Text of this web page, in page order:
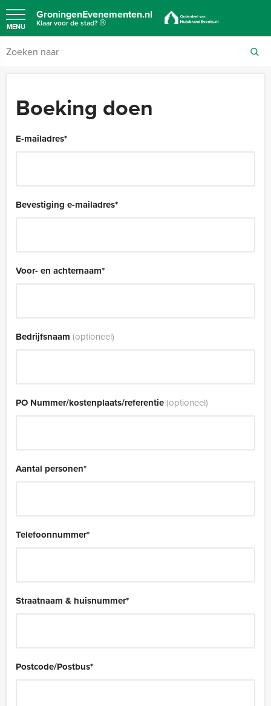
GroningenEvenementen.nl
Klaar voor de stad?®
MENU
Boeking doen
E-mailadres*
Bevestiging e-mailadres*
Voor- en achternaam*
Bedrijfsnaam (optioneel)
PO Nummer/kostenplaats/referentie(optioneel)
Aantal personen*
Telefoonnummer*
Straatnaam & huisnummer*
Postcode/Postbus*